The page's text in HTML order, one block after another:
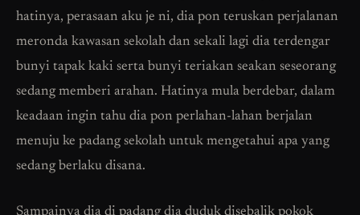
hatinya, perasaan aku je ni, dia pon teruskan perjalanan
meronda kawasan sekolah dan sekali lagi dia terdengar
bunyi tapak kaki serta bunyi teriakan seakan seseorang
sedang memberi arahan. Hatinya mula berdebar, dalam
keadaan ingin tahu dia pon perlahan-lahan berjalan
menuju ke padang sekolah untuk mengetahui apa yang
sedang berlaku disana.
Sampainya dia di padang dia duduk disebalik pokok